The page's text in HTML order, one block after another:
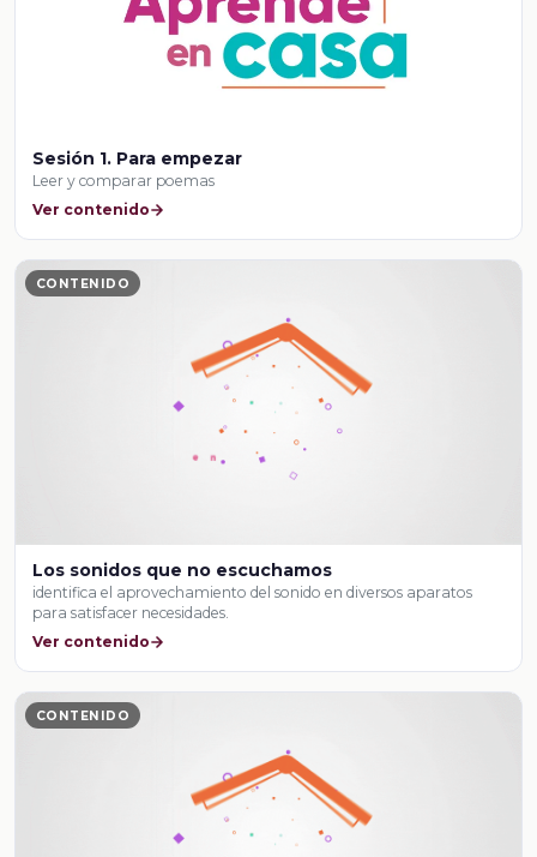
Sesión 1. Para empezar
Leer y comparar poemas
Ver contenido
CONTENIDO
Los sonidos que no escuchamos
identifica el aprovechamiento del sonido en diversos aparatos
para satisfacer necesidades.
Ver contenido
CONTENIDO